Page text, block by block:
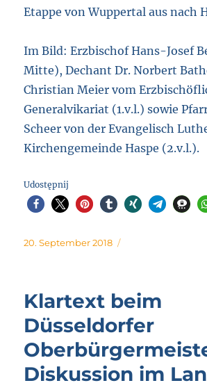
Etappe von Wuppertal aus nach
Im Bild: Erzbischof Hans-Josef
Mitte), Dechant Dr. Norbert
Christian Meier vom
Generalvikariat (1.v.l.) sowie
Scheer von der Evangelisch
Kirchengemeinde Haspe (2.v.l.).
Udostępnij
Posted
20. September 2018
Klartext beim
Düsseldorfer
Diskussion im